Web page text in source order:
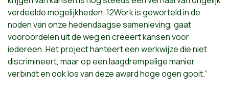
verdeelde mogelijkheden. 12Work is geworteld in de
noden van onze hedendaagse samenleving, gaat
vooroordelen uit de weg en creëert kansen voor
iedereen. Het project hanteert een werkwijze die niet
discrimineert, maar op een laagdrempelige manier
verbindt en ook los van deze award hoge ogen gooit.”